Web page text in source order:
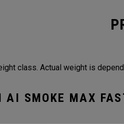
class. Actual weight is
AI SMOKE MAX